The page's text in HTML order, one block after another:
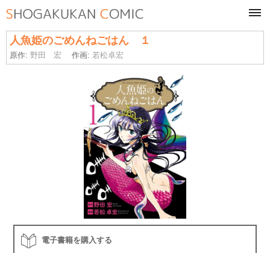
人魚姫のごめんねごはん １
原作: 野田 宏 作画:若松卓宏
電子書籍を購入する